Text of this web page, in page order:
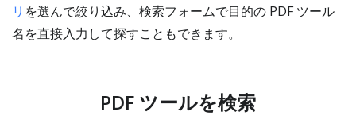
リ を選んで絞り込み、検索フォームで目的の PDF ツール
名を直接入力して探すこともできます。
PDF ツールを検索